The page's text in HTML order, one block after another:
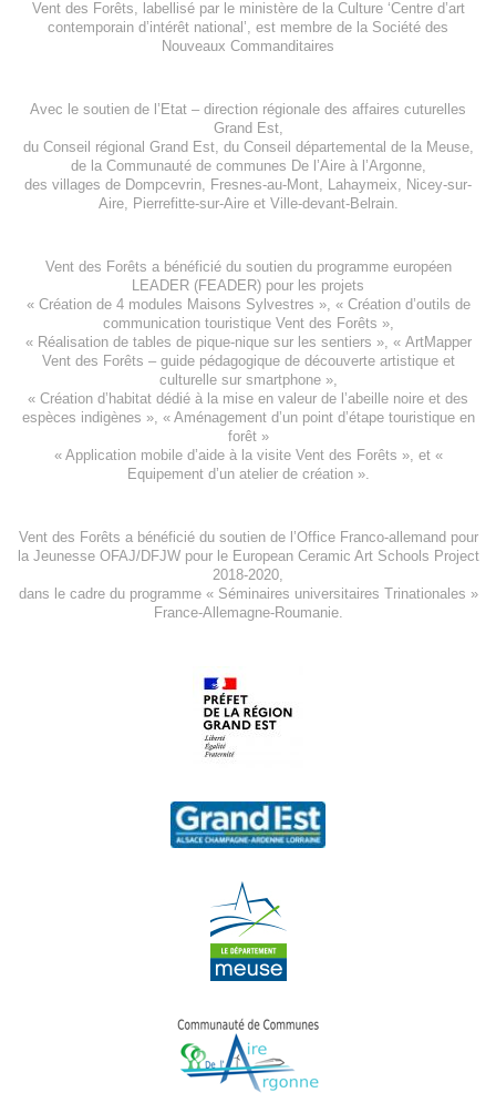
Vent des Forêts, labellisé par le ministère de la Culture ‘Centre d’art
contemporain d’intérêt national’, est membre de la Société des
Nouveaux Commanditaires
Avec le soutien de l’Etat – direction régionale des affaires cuturelles
Grand Est,
du Conseil régional Grand Est, du Conseil départemental de la Meuse,
de la Communauté de communes De l’Aire à l’Argonne,
des villages de Dompcevrin Fresnes-au-Mont Lahaymeix
Nicey-sur-
Aire, Pierrefitte-sur-Aireet Ville-devant-Belrain.
Vent des Forêts a bénéficié du soutien du programme européen
LEADER (FEADER) pour les projets
« Création de 4 modules Maisons Sylvestres », « Création d’outils de
communication touristique Vent des Forêts »,
« Réalisation de tables de pique-nique sur les sentiers », « ArtMapper
Vent des Forêts – guide pédagogique de découverte artistique et
culturelle sur smartphone »,
« Création d’habitat dédié à la mise en valeur de l’abeille noire et des
espèces indigènes », « Aménagement d’un point d’étape touristique en
forêt»
« Application mobile d’aide à la visite Vent des Forêts », et «
Equipement d’un atelier de création».
Vent des Forêts a bénéficié du soutien de l’Office Franco-allemand pour
la Jeunesse OFAJ/DFJWpour leEuropean Ceramic Art Schools Project
2018-2020
dans le cadre du programme « Séminaires universitaires Trinationales »
France-Allemagne-Roumanie.